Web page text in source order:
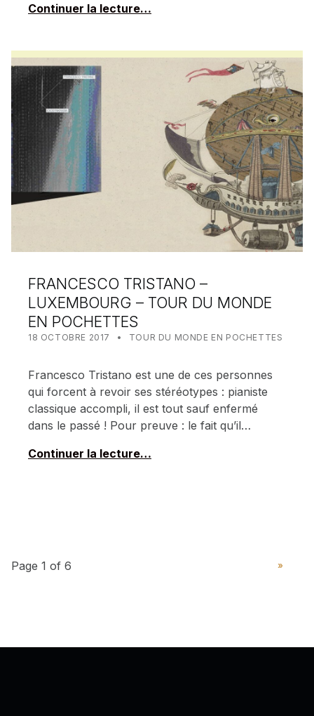
Continuer la lecture…
FRANCESCO TRISTANO –
LUXEMBOURG – TOUR DU MONDE
EN POCHETTES
POSTED ON:
18 OCTOBRE 2017 WRITTEN BY:
MEALIN
CATEGORIZED IN:
TOUR DU MONDE EN POCHETTES
Francesco Tristano est une de ces personnes
qui forcent à revoir ses stéréotypes : pianiste
classique accompli, il est tout sauf enfermé
dans le passé ! Pour preuve : le fait qu’il…
Continuer la lecture…
»